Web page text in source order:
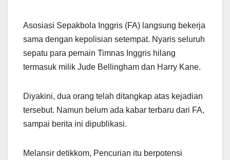
Asosiasi Sepakbola Inggris (FA) langsung bekerja
sama dengan kepolisian setempat. Nyaris seluruh
sepatu para pemain Timnas Inggris hilang
termasuk milik Jude Bellingham dan Harry Kane.
Diyakini, dua orang telah ditangkap atas kejadian
tersebut. Namun belum ada kabar terbaru dari FA,
sampai berita ini dipublikasi.
Melansir detikkom, Pencurian itu berpotensi